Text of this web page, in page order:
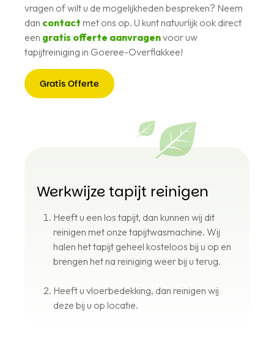
vragen of wilt u de mogelijkheden bespreken? Neem
dan contact met ons op. U kunt natuurlijk ook direct
een gratis offerte aanvragenvoor uw
tapijtreiniging in Goeree-Overflakkee!
Gratis Offerte
Werkwijze tapijt reinigen
Heeft u een los tapijt, dan kunnen wij dit
reinigen met onze tapijtwasmachine. Wij
halen het tapijt geheel kosteloos bij u op en
brengen het na reiniging weer bij u terug.
Heeft u vloerbedekking, dan reinigen wij
deze bij u op locatie.